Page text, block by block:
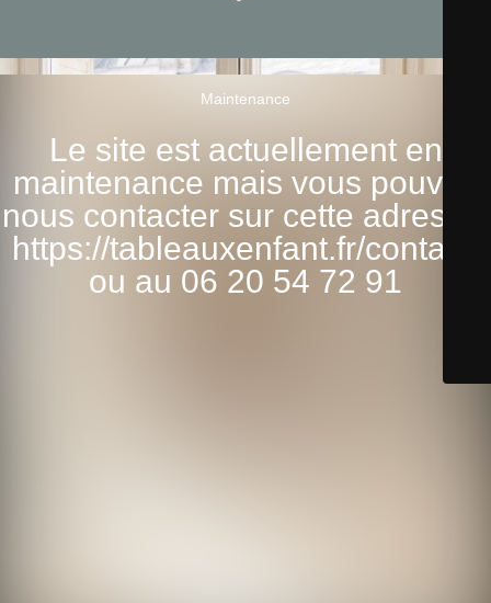
Maintenance
Le site est actuellement en
maintenance mais vous pouvez
nous contacter sur cette adresse:
https://tableauxenfant.fr/contact/
ou au 06 20 54 72 91